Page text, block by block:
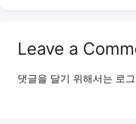
Leave a
댓글을 달기 위해서는 로